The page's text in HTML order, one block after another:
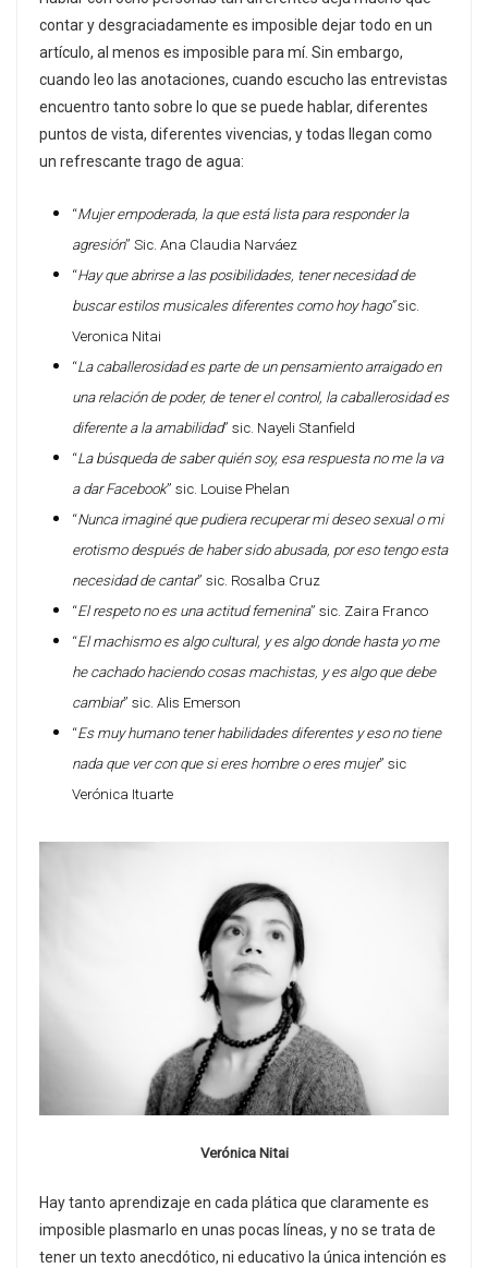
contar y desgraciadamente es imposible dejar todo en un
artículo, al menos es imposible para mí. Sin embargo,
cuando leo las anotaciones, cuando escucho las entrevistas
encuentro tanto sobre lo que se puede hablar, diferentes
puntos de vista, diferentes vivencias, y todas llegan como
un refrescante trago de agua:
“Mujer empoderada, la que está lista para responder la
agresión” Sic. Ana Claudia Narváez
“Hay que abrirse a las posibilidades, tener necesidad de
buscar estilos musicales diferentes como hoy hago”sic.
Veronica Nitai
“La caballerosidad es parte de un pensamiento arraigado en
una relación de poder, de tener el control, la caballerosidad es
diferente a la amabilidad” sic. Nayeli Stanfield
“La búsqueda de saber quién soy, esa respuesta no me la va
a dar Facebook” sic. Louise Phelan
“Nunca imaginé que pudiera recuperar mi deseo sexual o mi
erotismo después de haber sido abusada, por eso tengo esta
necesidad de cantar” sic. Rosalba Cruz
“El respeto no es una actitud femenina” sic. Zaira Franco
“El machismo es algo cultural, y es algo donde hasta yo me
he cachado haciendo cosas machistas, y es algo que debe
cambiar” sic. Alis Emerson
“Es muy humano tener habilidades diferentes y eso no tiene
nada que ver con que si eres hombre o eres mujer” sic
Verónica Ituarte
Verónica Nitai
Hay tanto aprendizaje en cada plática que claramente es
imposible plasmarlo en unas pocas líneas, y no se trata de
tener un texto anecdótico, ni educativo la única intención es